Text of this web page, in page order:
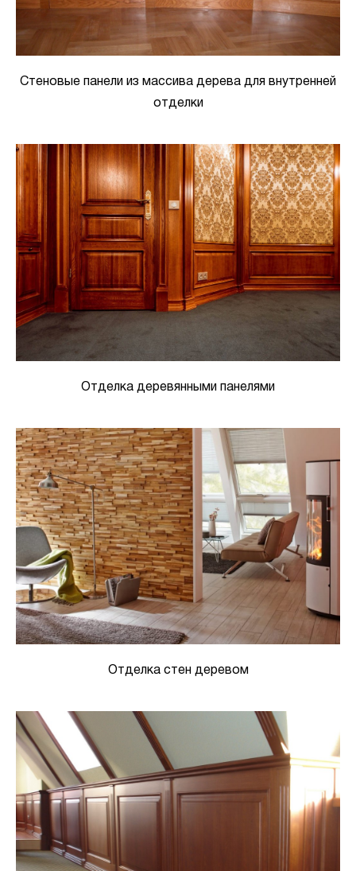
Стеновые панели из массива дерева для внутренней
отделки
Отделка деревянными панелями
Отделка стен деревом